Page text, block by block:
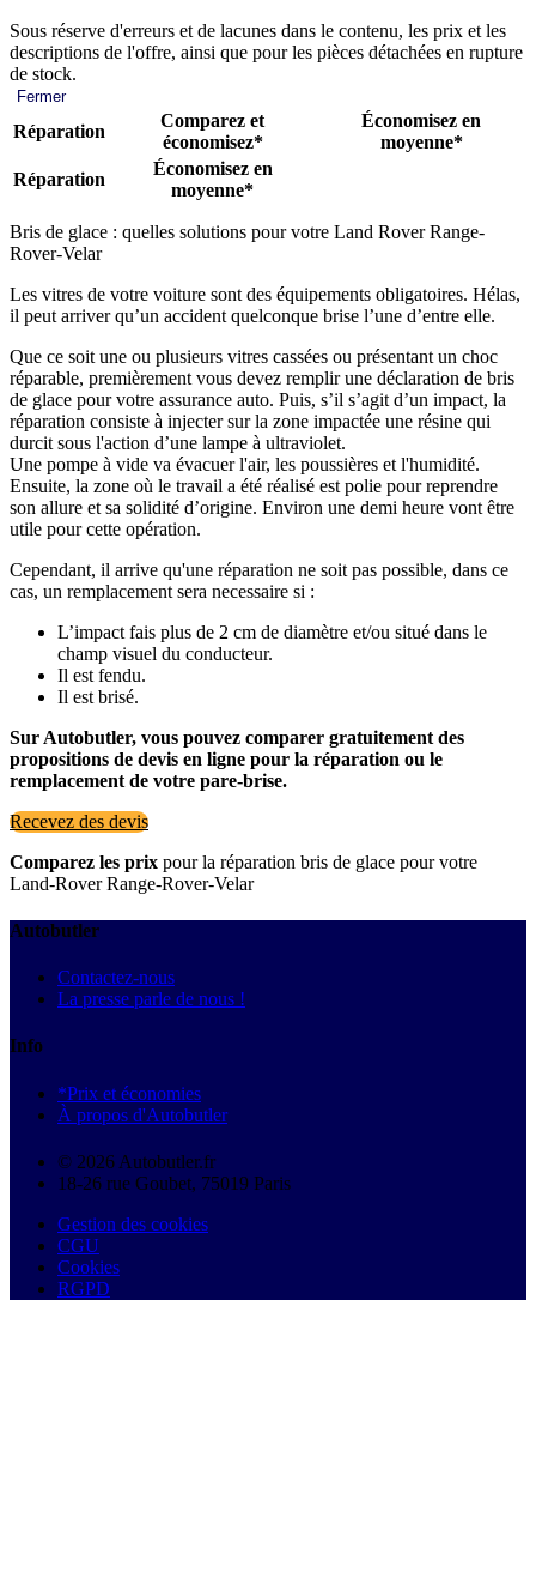
Sous réserve d'erreurs et de lacunes dans le contenu, les prix et les
descriptions de l'offre, ainsi que pour les pièces détachées en rupture
de stock.
Fermer
Réparation
Comparez et
économisez*
Économisez en
moyenne*
Réparation
Économisez en
moyenne*
Bris de glace : quelles solutions pour votre Land Rover Range-
Rover-Velar
Les vitres de votre voiture sont des équipements obligatoires. Hélas,
il peut arriver qu’un accident quelconque brise l’une d’entre elle.
Que ce soit une ou plusieurs vitres cassées ou présentant un choc
réparable, premièrement vous devez remplir une déclaration de bris
de glace pour votre assurance auto. Puis, s’il s’agit d’un impact, la
réparation consiste à injecter sur la zone impactée une résine qui
durcit sous l'action d’une lampe à ultraviolet.
Une pompe à vide va évacuer l'air, les poussières et l'humidité.
Ensuite, la zone où le travail a été réalisé est polie pour reprendre
son allure et sa solidité d’origine. Environ une demi heure vont être
utile pour cette opération.
Cependant, il arrive qu'une réparation ne soit pas possible, dans ce
cas, un remplacement sera necessaire si :
L’impact fais plus de 2 cm de diamètre et/ou situé dans le
champ visuel du conducteur.
Il est fendu.
Il est brisé.
Sur Autobutler, vous pouvez comparer gratuitement des
propositions de devis en ligne pour la réparation ou le
remplacement de votre pare-brise.
Recevez des devis
Comparez les prix pour la réparation bris de glace pour votre
Land-Rover Range-Rover-Velar
Autobutler
Contactez-nous
La presse parle de nous !
Info
*Prix et économies
À propos d'Autobutler
© 2026 Autobutler.fr
18-26 rue Goubet, 75019 Paris
Gestion des cookies
CGU
Cookies
RGPD